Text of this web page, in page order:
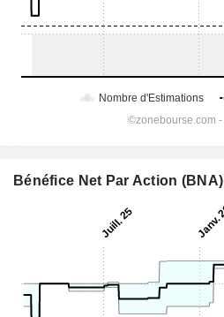
Bénéfice Net Par Action (BNA)